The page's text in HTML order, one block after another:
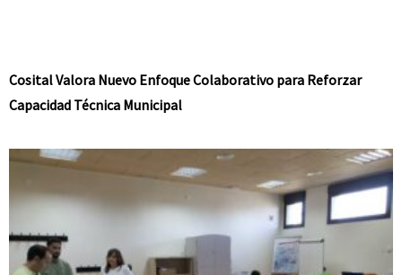
Cosital Valora Nuevo Enfoque Colaborativo para Reforzar
Capacidad Técnica Municipal